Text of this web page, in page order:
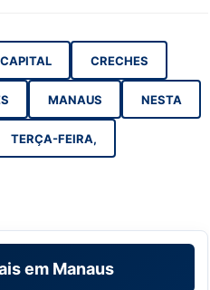
CAPITAL CRECHES
MANAUS NESTA
TERÇA-FEIRA,
em Manaus